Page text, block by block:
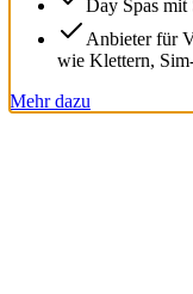
Day Spas mit
Anbieter für
wie Klettern,
Mehr dazu